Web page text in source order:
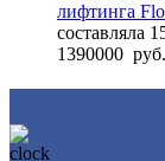
лифтинга
составляла
1390000